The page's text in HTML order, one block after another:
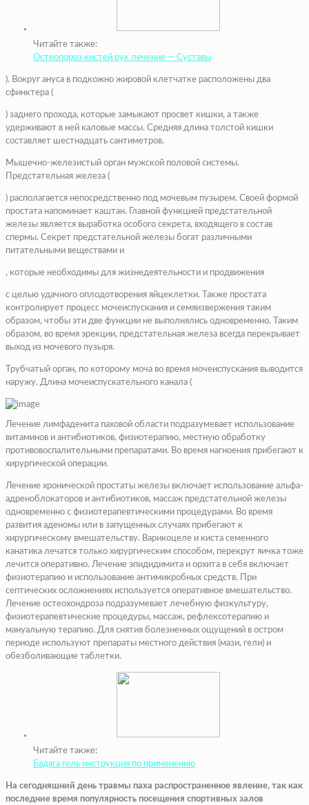
Читайте также:
Остеопороз кистей рук лечение — Суставы
). Вокруг ануса в подкожно жировой клетчатке расположены два
сфинктера (
) заднего прохода, которые замыкают просвет кишки, а также
удерживают в ней каловые массы. Средняя длина толстой кишки
составляет шестнадцать сантиметров.
Мышечно-железистый орган мужской половой системы.
Предстательная железа (
) располагается непосредственно под мочевым пузырем. Своей формой
простата напоминает каштан. Главной функцией предстательной
железы является выработка особого секрета, входящего в состав
спермы. Секрет предстательной железы богат различными
питательными веществами и
, которые необходимы для жизнедеятельности и продвижения
с целью удачного оплодотворения яйцеклетки. Также простата
контролирует процесс мочеиспускания и семяизвержения таким
образом, чтобы эти две функции не выполнялись одновременно. Таким
образом, во время эрекции, предстательная железа всегда перекрывает
выход из мочевого пузыря.
Трубчатый орган, по которому моча во время мочеиспускания выводится
наружу. Длина мочеиспускательного канала (
Лечение лимфаденита паховой области подразумевает использование
витаминов и антибиотиков, физиотерапию, местную обработку
противовоспалительными препаратами. Во время нагноения прибегают к
хирургической операции.
Лечение хронической простаты железы включает использование альфа-
адреноблокаторов и антибиотиков, массаж предстательной железы
одновременно с физиотерапевтическими процедурами. Во время
развития аденомы или в запущенных случаях прибегают к
хирургическому вмешательству. Варикоцеле и киста семенного
канатика лечатся только хирургическим способом, перекрут яичка тоже
лечится оперативно. Лечение эпидидимита и орхита в себя включает
физиотерапию и использование антимикробных средств. При
септических осложнениях используется оперативное вмешательство.
Лечение остеохондроза подразумевает лечебную физкультуру,
физиотерапевтические процедуры, массаж, рефлексотерапию и
мануальную терапию. Для снятия болезненных ощущений в остром
периоде используют препараты местного действия (мази, гели) и
обезболивающие таблетки.
Читайте также:
Бадяга гель инструкция по применению
На сегодняшний день травмы паха распространенное явление, так как
последние время популярность посещения спортивных залов